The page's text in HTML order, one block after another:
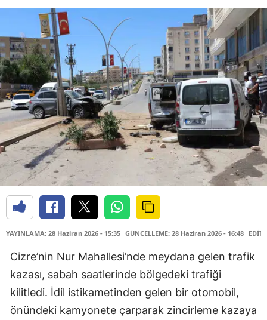
YAYINLAMA: 28 Haziran 2026 - 15:35 GÜNCELLEME: 28 Haziran 2026 - 16:48
Cizre’nin Nur Mahallesi’nde meydana gelen trafik
kazası, sabah saatlerinde bölgedeki trafiği
kilitledi. İdil istikametinden gelen bir otomobil,
önündeki kamyonete çarparak zincirleme kazaya